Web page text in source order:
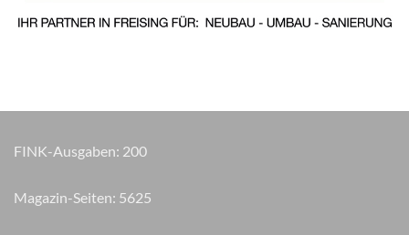
FINK-Ausgaben: 200
Magazin-Seiten: 6445